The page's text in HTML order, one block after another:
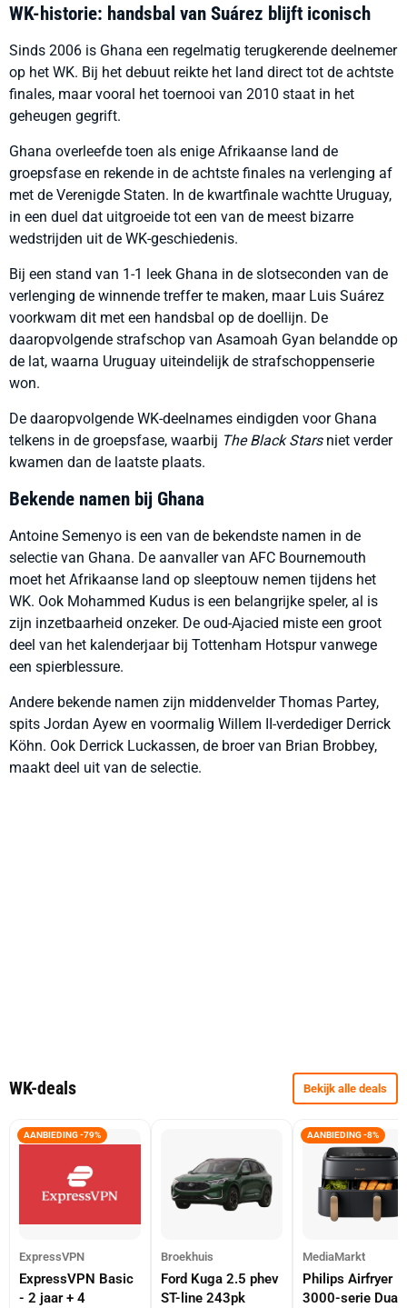
WK-historie: handsbal van Suárez blijft iconisch
Sinds 2006 is Ghana een regelmatig terugkerende deelnemer
op het WK. Bij het debuut reikte het land direct tot de achtste
finales, maar vooral het toernooi van 2010 staat in het
geheugen gegrift.
Ghana overleefde toen als enige Afrikaanse land de
groepsfase en rekende in de achtste finales na verlenging af
met de Verenigde Staten. In de kwartfinale wachtte Uruguay,
in een duel dat uitgroeide tot een van de meest bizarre
wedstrijden uit de WK-geschiedenis.
Bij een stand van 1-1 leek Ghana in de slotseconden van de
verlenging de winnende treffer te maken, maar Luis Suárez
voorkwam dit met een handsbal op de doellijn. De
daaropvolgende strafschop van Asamoah Gyan belandde op
de lat, waarna Uruguay uiteindelijk de strafschoppenserie
won.
De daaropvolgende WK-deelnames eindigden voor Ghana
telkens in de groepsfase, waarbij The Black Starsniet verder
kwamen dan de laatste plaats.
Bekende namen bij Ghana
Antoine Semenyo is een van de bekendste namen in de
selectie van Ghana. De aanvaller van AFC Bournemouth
moet het Afrikaanse land op sleeptouw nemen tijdens het
WK. Ook Mohammed Kudus is een belangrijke speler, al is
zijn inzetbaarheid onzeker. De oud-Ajacied miste een groot
deel van het kalenderjaar bij Tottenham Hotspur vanwege
een spierblessure.
Andere bekende namen zijn middenvelder Thomas Partey,
spits Jordan Ayew en voormalig Willem II-verdediger Derrick
Köhn. Ook Derrick Luckassen, de broer van Brian Brobbey,
maakt deel uit van de selectie.
WK-deals Bekijk alle deals
AANBIEDING -79%
ExpressVPN
ExpressVPN Basic
- 2 jaar + 4
Broekhuis
Ford Kuga 2.5 phev
ST-line 243pk
AANBIEDING -8%
MediaMarkt
Philips Airfryer
3000-serie Dual